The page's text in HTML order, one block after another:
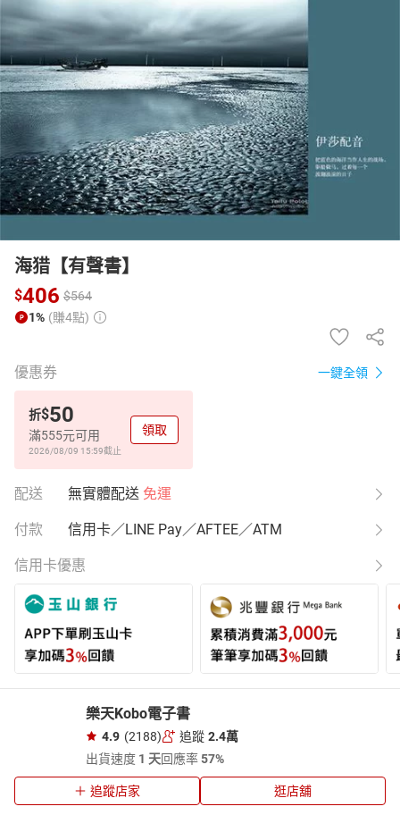
女裝 男裝 化妝保養
日本購物 電子/紙本書
海猎【有聲書】
$406 $564
1% (賺4點)
優惠券 一鍵全領
折$50
滿555元可用
2026/08/09 15:59截止
領取
配送 無實體配送 免運
付款 信用卡／LINE Pay／AFTEE／ATM
信用卡優惠
樂天Kobo電子書
4.9 (2188) 追蹤 2.4萬
出貨速度 1 天回應率57%
追蹤店家 逛店舖